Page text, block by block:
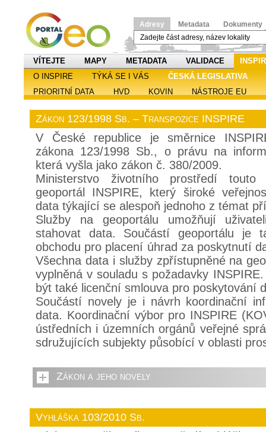
Adresy Metadata Dokumenty
VÍTEJTE MAPY METADATA VALIDACE
O INSPIRE
TÝKÁ SE I VÁS
ČESKÁ LEGISLATIVA
PRIORITNÍ DATA
HVD KOVIN NÁSTROJE EU
Zákon 123/1998 Sb. – Transpozice INSPIRE
V České republice je směrnice
zákona 123/1998 Sb., o právu na
která vyšla jako zákon č. 380/2009.
Ministerstvo životního prostředí touto
geoportál INSPIRE, který široké
data týkající se alespoň jednoho z témat
Služby na geoportálu umožňují
stahovat data. Součástí geoportálu je
obchodu pro placení úhrad za poskytnutí
Všechna data i služby zpřístupněné na
vyplněná v souladu s požadavky
být také licenční smlouva pro poskytování
Součástí novely je i návrh koordinační
data. Koordinační výbor pro INSPIRE
ústředních i územních orgánů veřejné
sdružujících subjekty působící v oblasti
Zákon a jeho novely
Vyhláška 103/2010 Sb.